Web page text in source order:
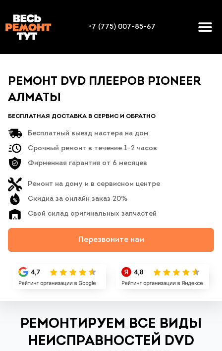
+7 (775) 007-85-67
РЕМОНТ DVD ПЛЕЕРОВ PIONEER
АЛМАТЫ
БЕСПЛАТНАЯ ДОСТАВКА В СЕРВИС И ОБРАТНО
Бесплатный выезд мастера на дом
Срочный ремонт в течение 1-2 часов
Фирменная гарантия от 6 месяцев
Ремонт на дому и в сервисном центре
Скидка за онлайн заказ 20%
Свой склад оригинальных запчастей
Перезвоните нам
РЕМОНТИРУЕМ ВСЕ ВИДЫ
НЕИСПРАВНОСТЕЙ DVD